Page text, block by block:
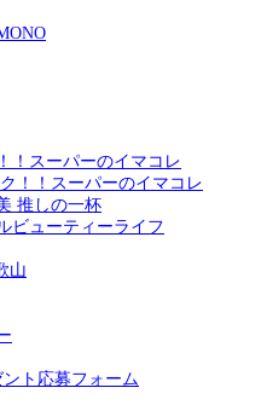
！スーパーのイマコレ
！！スーパーのイマコレ
推しの一杯
ビューティーライフ
山
ント応募フォーム